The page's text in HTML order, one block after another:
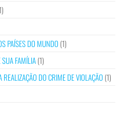
PAÍSES DO MUNDO (1)
SUA FAMÍLIA(1)
DO CRIME DE VIOLAÇÃO (1)